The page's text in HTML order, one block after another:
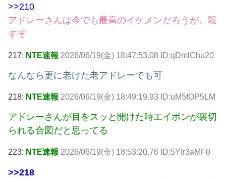
>>210
アドレーさんは今でも最高のイケメンだろうが。殺
すぞ
217: NTE速報 2026/06/19(金) 18:47:53.08 ID:qDmlChu20
なんなら更に老けた老アドレーでも可
218: NTE速報 2026/06/19(金) 18:49:19.93 ID:uM5fOP5LM
アドレーさんが目をスッと開けた時エイボンが裏切
られる合図だと思ってる
223: NTE速報 2026/06/19(金) 18:53:20.76 ID:5YIr3aMF0
>>218